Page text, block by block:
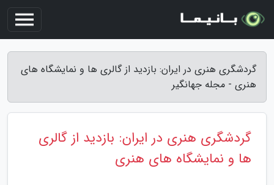
گردشگری هنری در ایران: بازدید از گالری ها و نمایشگاه های
هنری - مجله جهانگیر
گردشگری هنری در ایران: بازدید از گالری
ها و نمایشگاه های هنری